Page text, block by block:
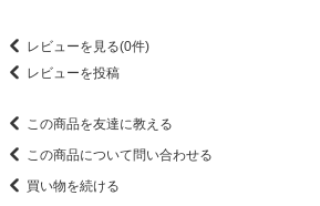
レビューを見る(0件)
レビューを投稿
この商品を友達に教える
この商品について問い合わせる
買い物を続ける